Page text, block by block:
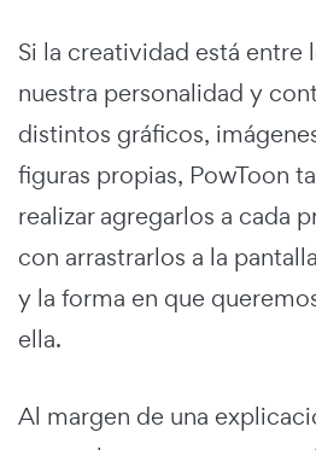
Si la creatividad está entre
nuestra personalidad y
distintos gráficos,
figuras propias, PowToon
realizar agregarlos a cada
con arrastrarlos a la
y la forma en que
ella.
Al margen de una